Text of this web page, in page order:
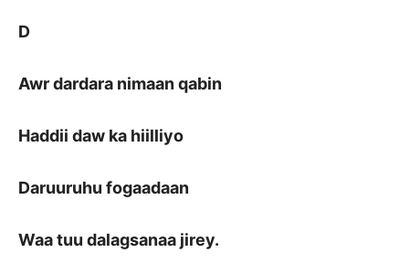
D
Awr dardara nimaan qabin
Haddii daw ka hiilliyo
Daruuruhu fogaadaan
Waa tuu dalagsanaa jirey.